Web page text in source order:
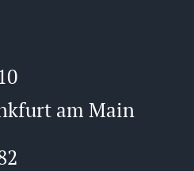
am Main